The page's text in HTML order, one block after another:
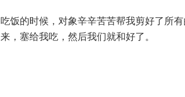
吃饭的时候，对象辛辛苦苦帮我剪好了所
来，塞给我吃，然后我们就和好了。